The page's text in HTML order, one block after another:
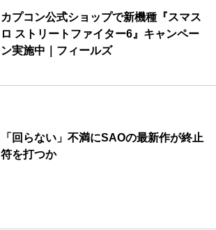
カプコン公式ショップで新機種『スマス
ロ ストリートファイター6』キャンペー
ン実施中｜フィールズ
「回らない」不満にSAOの最新作が終止
符を打つか